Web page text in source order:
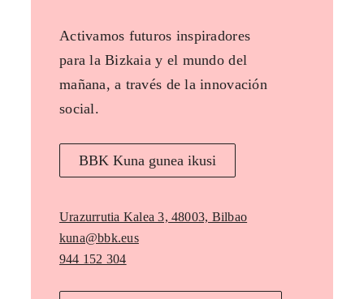
Activamos futuros inspiradores
para la Bizkaia y el mundo del
mañana, a través de la innovación
social.
BBK Kuna gunea ikusi
Urazurrutia Kalea 3, 48003, Bilbao
kuna@bbk.eus
944 152 304